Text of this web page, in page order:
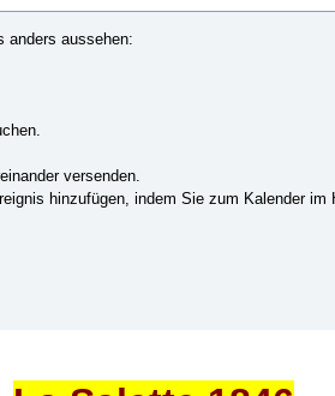
anders aussehen:
versenden.
hinzufügen, indem Sie zum Kalender